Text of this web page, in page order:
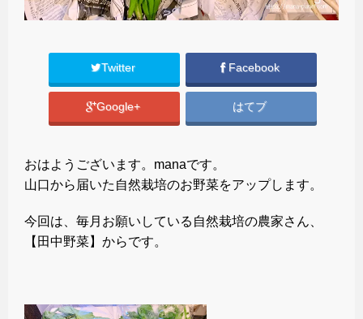
Twitter Facebook
Google+ はてブ
おはようございます。manaです。
山口から届いた自然栽培のお野菜をアップします。
今回は、毎月お願いしている自然栽培の農家さん、
【田中野菜】からです。